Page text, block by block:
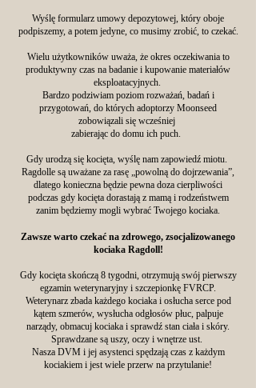
Wyślę formularz umowy depozytowej, który oboje
podpiszemy, a potem jedyne, co musimy zrobić, to czekać.
Wielu użytkowników uważa, że okres oczekiwania to
produktywny czas na badanie i kupowanie materiałów
eksploatacyjnych.
Bardzo podziwiam poziom rozważań, badań i
przygotowań, do których adoptorzy Moonseed
zobowiązali się wcześniej
zabierając do domu ich puch.
Gdy urodzą się kocięta, wyślę nam zapowiedź miotu.
Ragdolle są uważane za rasę „powolną do dojrzewania”,
dlatego konieczna będzie pewna doza cierpliwości
podczas gdy kocięta dorastają z mamą i rodzeństwem
zanim będziemy mogli wybrać Twojego kociaka.
Zawsze warto czekać na zdrowego, zsocjalizowanego
kociaka Ragdoll!
Gdy kocięta skończą 8 tygodni, otrzymują swój pierwszy
egzamin weterynaryjny i szczepionkę FVRCP.
Weterynarz zbada każdego kociaka i osłucha serce pod
kątem szmerów, wysłucha odgłosów płuc, palpuje
narządy, obmacuj kociaka i sprawdź stan ciała i skóry.
Sprawdzane są uszy, oczy i wnętrze ust.
Nasza DVM i jej asystenci spędzają czas z każdym
kociakiem i jest wiele przerw na przytulanie!